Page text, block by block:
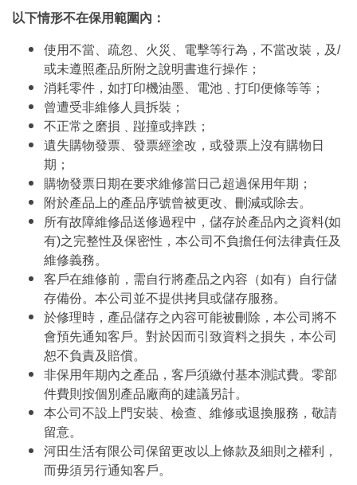
以下情形不在保用範圍內：
使用不當、疏忽、火災、電擊等行為，不當改裝，及/
或未遵照產品所附之說明書進行操作；
消耗零件，如打印機油墨、電池﹑打印便條等等；
曾遭受非維修人員拆裝；
不正常之磨損﹑踫撞或摔跌；
遺失購物發票、發票經塗改，或發票上沒有購物日
期；
購物發票日期在要求維修當日己超過保用年期；
附於產品上的產品序號曾被更改、刪減或除去。
所有故障維修品送修過程中，儲存於產品內之資料(如
有)之完整性及保密性，本公司不負擔任何法律責任及
維修義務。
客戶在維修前，需自行將產品之內容（如有）自行儲
存備份。本公司並不提供拷貝或儲存服務。
於修理時，產品儲存之內容可能被刪除，本公司將不
會預先通知客戶。對於因而引致資料之損失，本公司
恕不負責及賠償。
非保用年期內之產品，客戶須繳付基本測試費。零部
件費則按個別產品廠商的建議另計。
本公司不設上門安裝、檢查、維修或退換服務，敬請
留意。
河田生活有限公司保留更改以上條款及細則之權利，
而毋須另行通知客戶。